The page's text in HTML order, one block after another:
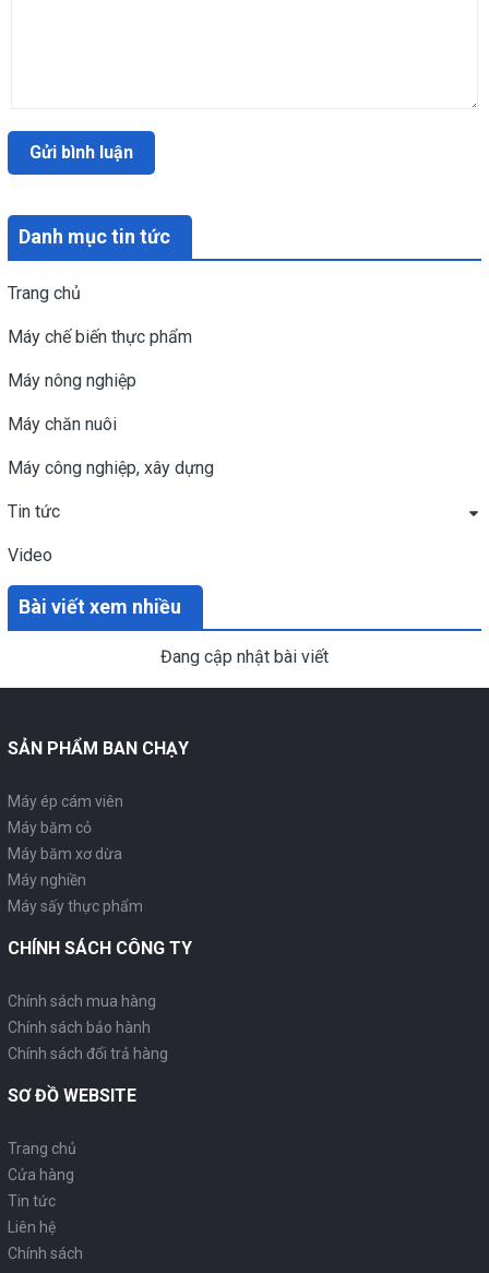
Danh mục tin tức
Trang chủ
Máy chế biến thực phẩm
Máy nông nghiệp
Máy chăn nuôi
Máy công nghiệp, xây dựng
Tin tức
Video
Bài viết xem nhiều
Đang cập nhật bài viết
Gửi bình luận
SẢN PHẨM BAN CHẠY
Máy ép cám viên
Máy băm cỏ
Máy băm xơ dừa
Máy nghiền
Máy sấy thực phẩm
CHÍNH SÁCH CÔNG TY
Chính sách mua hàng
Chính sách bảo hành
Chính sách đổi trả hàng
SƠ ĐỒ WEBSITE
Trang chủ
Cửa hàng
Tin tức
Liên hệ
Chính sách